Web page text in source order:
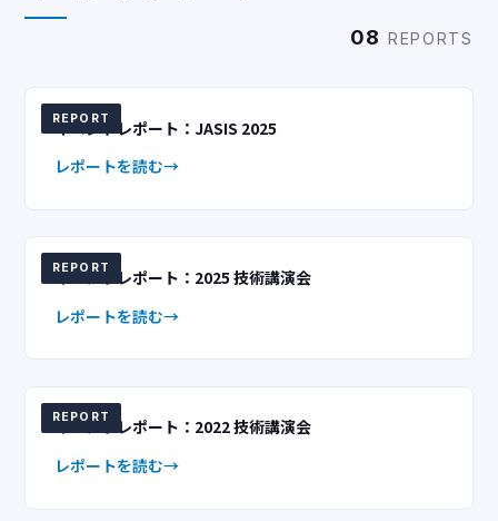
08 REPORTS
REPORT
イベントレポート：JASIS 2025
レポートを読む
REPORT
イベントレポート：2025 技術講演会
レポートを読む
REPORT
イベントレポート：2022 技術講演会
レポートを読む